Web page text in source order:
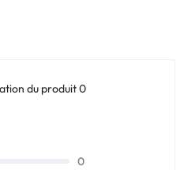
du produit 0
0